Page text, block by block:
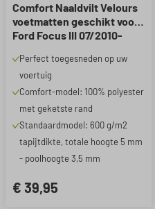
Comfort Naaldvilt Velours
voetmatten geschikt voor
Ford Focus III 07/2010-
Perfect toegesneden op uw
voertuig
Comfort-model: 100% polyester
met geketste rand
Standaardmodel: 600 g/m2
tapijtdikte, totale hoogte 5 mm
- poolhoogte 3,5 mm
€ 39,95